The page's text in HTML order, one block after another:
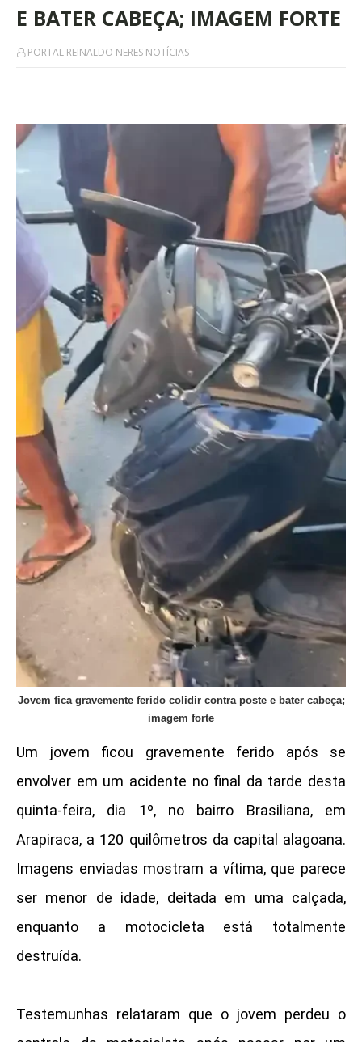
E BATER CABEÇA; IMAGEM FORTE
PORTAL REINALDO NERES NOTÍCIAS
Jovem fica gravemente ferido colidir contra poste e bater cabeça;
imagem forte
Um jovem ficou gravemente ferido após se
envolver em um acidente no final da tarde desta
quinta-feira, dia 1º, no bairro Brasiliana, em
Arapiraca, a 120 quilômetros da capital alagoana.
Imagens enviadas mostram a vítima, que parece
ser menor de idade, deitada em uma calçada,
enquanto a motocicleta está totalmente
destruída.
Testemunhas relataram que o jovem perdeu o